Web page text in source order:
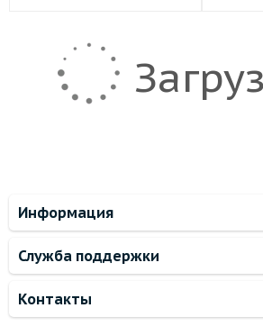
Информация
Служба поддержки
Контакты